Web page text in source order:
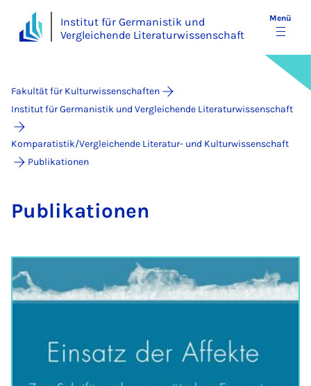
Institut für Germanistik und
Vergleichende Literaturwissenschaft
Menü
Fakultät für Kulturwissenschaften
Institut für Germanistik und Vergleichende Literaturwissenschaft
Komparatistik/Vergleichende Literatur- und Kulturwissenschaft
Publikationen
Pu­bli­ka­ti­o­nen